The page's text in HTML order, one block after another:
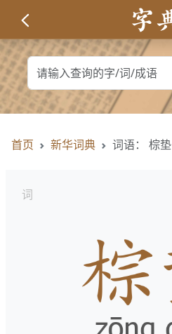
首页 新华词典 词语： 棕垫
词